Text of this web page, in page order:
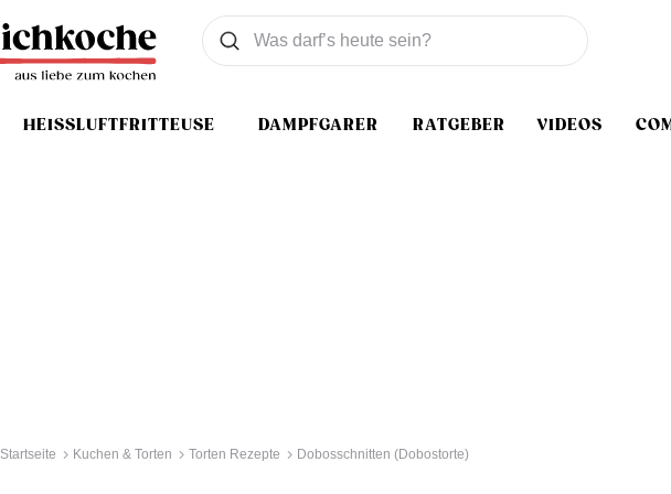
HEISSLUFTFRITTEUSE DAMPFGARER RATGEBER VIDEOS
Was wollen Sie suchen
Suchen
Startseite Kuchen & Torten Torten Rezepte Dobosschnitten (Dobostorte)